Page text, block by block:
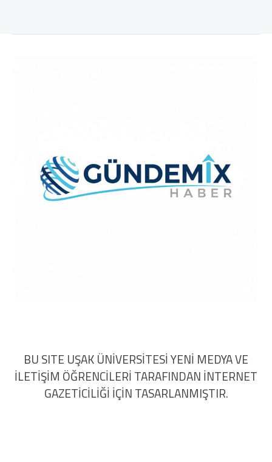
BU SITE UŞAK ÜNİVERSİTESİ YENİ MEDYA VE
İLETİŞİM ÖĞRENCİLERİ TARAFINDAN İNTERNET
GAZETİCİLİĞİ İÇİN TASARLANMIŞTIR.